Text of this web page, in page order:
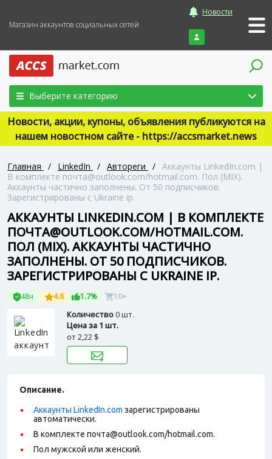
Магазин аккаунтов социальных сетей
Новости
Войти
Выберите категорию
Новости, акции, купоны, объявления публикуются на
нашем новостном сайте - https://accsmarket.news
Главная / LinkedIn / Автореги / Аккаунты LinkedIn.com |
В комплекте почта@outlook.com/hotmail.com. Пол (MIX).
Аккаунты частично заполнены. От 50 подписчиков.
Зарегистрированы с Ukraine ip.
АККАУНТЫ LINKEDIN.COM | В КОМПЛЕКТЕ
ПОЧТА@OUTLOOK.COM/HOTMAIL.COM.
ПОЛ (MIX). АККАУНТЫ ЧАСТИЧНО
ЗАПОЛНЕНЫ. ОТ 50 ПОДПИСЧИКОВ.
ЗАРЕГИСТРИРОВАНЫ С UKRAINE IP.
48ч 4.6 1.7% 10+
Количество0 шт.
Цена за 1 шт.
от2,22 $
Описание.
Аккаунты LinkedIn.com зарегистрированы
автоматически.
В комплекте почта@outlook.com/hotmail.com.
Пол мужской или женский.